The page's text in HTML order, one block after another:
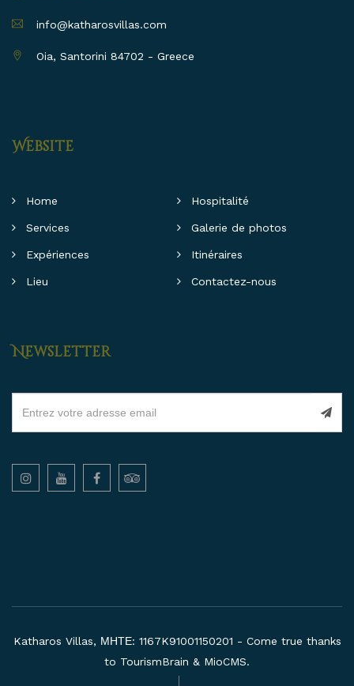
info@katharosvillas.com
Oia, Santorini 84702 - Greece
Website
Home Hospitalité
Services Galerie de photos
Expériences Itinéraires
Lieu Contactez-nous
Newsletter
Katharos Villas, ΜΗΤΕ: 1167K91001150201 - Come true thanks
to TourismBrain & MioCMS.